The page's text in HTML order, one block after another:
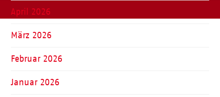
April 2026
März 2026
Februar 2026
Januar 2026